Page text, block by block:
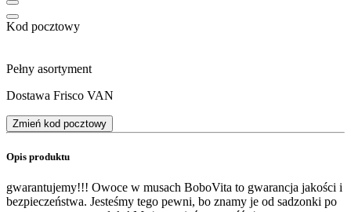
Kod pocztowy
Pełny asortyment
Dostawa Frisco VAN
Zmień kod pocztowy
Opis produktu
gwarantujemy!!! Owoce w musach BoboVita to gwarancja jakości i
bezpieczeństwa. Jesteśmy tego pewni, bo znamy je od sadzonki po